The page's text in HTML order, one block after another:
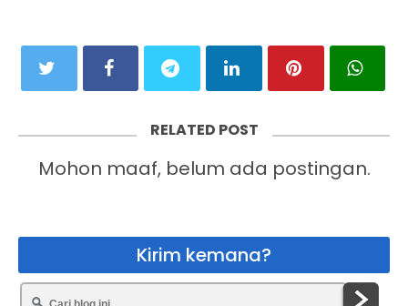
RELATED POST
Mohon maaf, belum ada postingan.
Kirim kemana?